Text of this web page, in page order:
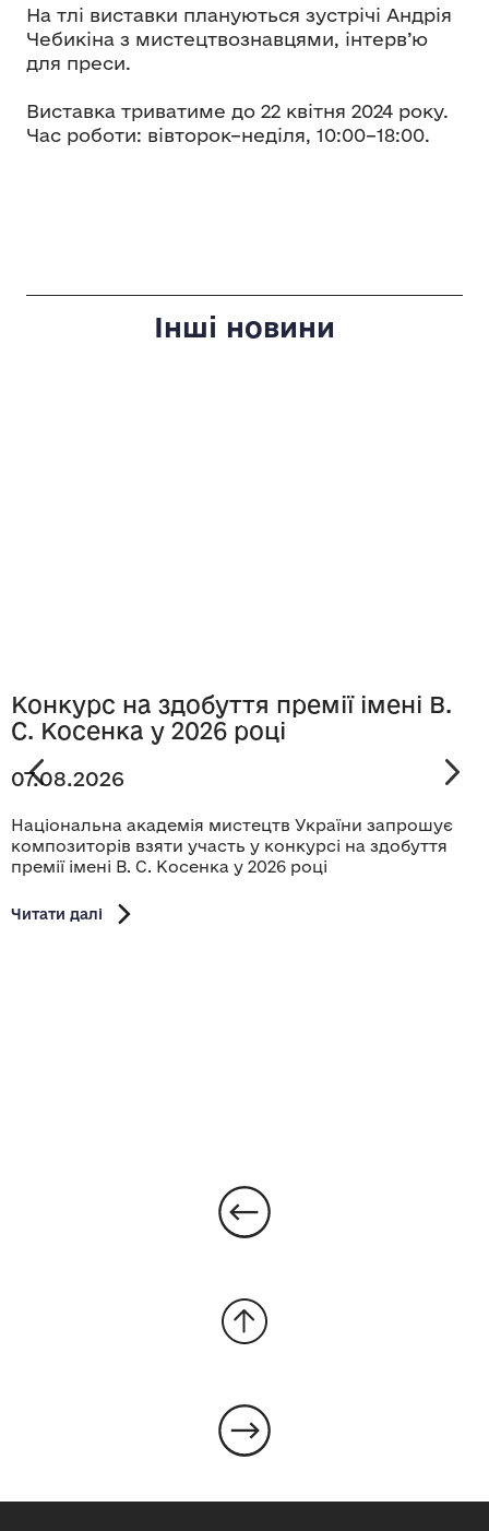
На тлі виставки плануються зустрічі Андрія
Чебикіна з мистецтвознавцями, інтерв’ю
для преси.
Виставка триватиме до 22 квітня 2024 року.
Час роботи: вівторок–неділя, 10:00–18:00.
Інші новини
Конкурс на здобуття премії імені В.
С. Косенка у 2026 році
07.08.2026
Національна академія мистецтв України запрошує
композиторів взяти участь у конкурсі на здобуття
премії імені В. С. Косенка у 2026 році
Читати далі